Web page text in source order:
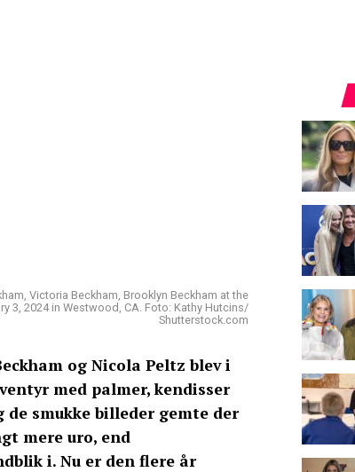
Victoria Beckham, Brooklyn Beckham at the
3, 2024 in Westwood, CA. Foto: Kathy Hutcins/
Shutterstock.com
og Nicola Peltz blev i
med palmer, kendisser
smukke billeder gemte der
mere uro, end
i. Nu er den flere år